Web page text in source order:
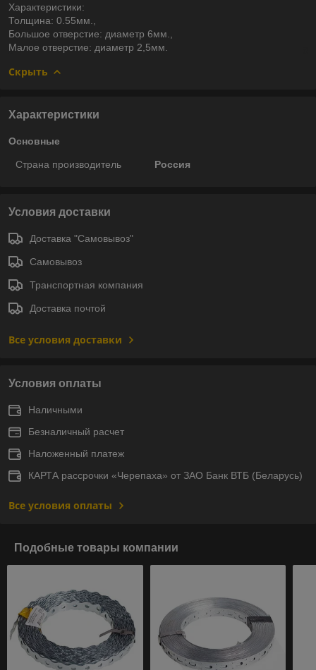
Характеристики:
Толщина: 0.55мм.,
Большое отверстие: диаметр 6мм.,
Малое отверстие: диаметр 2,5мм.
Скрыть
Характеристики
Основные
Страна производитель Россия
Условия доставки
Доставка "Самовывоз"
Самовывоз
Транспортная компания
Доставка почтой
Все условия доставки
Условия оплаты
Наличными
Безналичный расчет
Наложенный платеж
КАРТА рассрочки «Черепаха» от ЗАО Банк ВТБ (Беларусь)
Все условия оплаты
Подобные товары компании